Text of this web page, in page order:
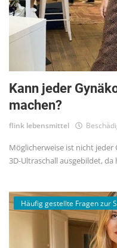
Kann jeder
machen?
flink lebensmittel
Möglicherweise ist nicht
3D-Ultraschall ausgebildet,
Häufig gestellte Fragen zur